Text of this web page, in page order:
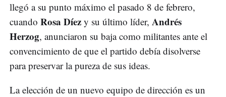
llegó a su punto máximo el pasado 8 de febrero,
cuando Rosa Díez y su último líder, Andrés
Herzog, anunciaron su baja como militantes ante el
convencimiento de que el partido debía disolverse
para preservar la pureza de sus ideas.
La elección de un nuevo equipo de dirección es un